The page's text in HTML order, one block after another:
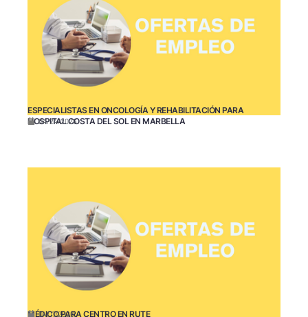
ESPECIALISTAS EN ONCOLOGÍA Y REHABILITACIÓN PARA
HOSPITAL COSTA DEL SOL EN MARBELLA
04/24/2026
MÉDICO PARA CENTRO EN RUTE
04/17/2026